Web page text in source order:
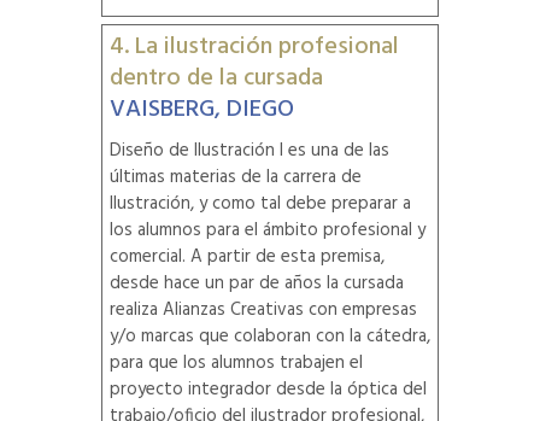
4. La ilustración profesional
dentro de la cursada
VAISBERG, DIEGO
Diseño de Ilustración I es una de las
últimas materias de la carrera de
Ilustración, y como tal debe preparar a
los alumnos para el ámbito profesional y
comercial. A partir de esta premisa,
desde hace un par de años la cursada
realiza Alianzas Creativas con empresas
y/o marcas que colaboran con la cátedra,
para que los alumnos trabajen el
proyecto integrador desde la óptica del